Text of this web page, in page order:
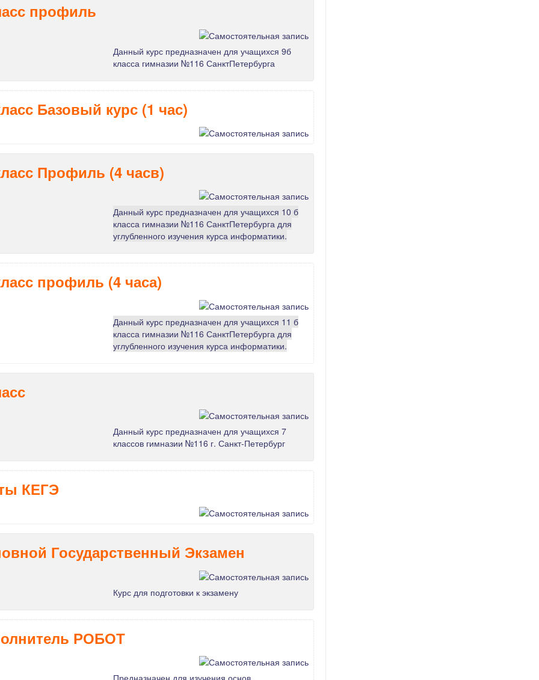
профиль
Данный курс предназначен для учащихся 9б
класса гимназии №116 СанктПетербурга
Базовый курс (1 час)
Профиль (4 часв)
Данный курс предназначен для учащихся 10 б
класса гимназии №116 СанктПетербурга для
углубленного изучения курса информатики.
профиль (4 часа)
Данный курс предназначен для учащихся 11 б
класса гимназии №116 СанктПетербурга для
углубленного изучения курса информатики.
Данный курс предназначен для учащихся 7
классов гимназии №116 г. Санкт-Петербург
КЕГЭ
Государственный Экзамен
Курс для подготовки к экзамену
РОБОТ
Предназначен для изучения основ